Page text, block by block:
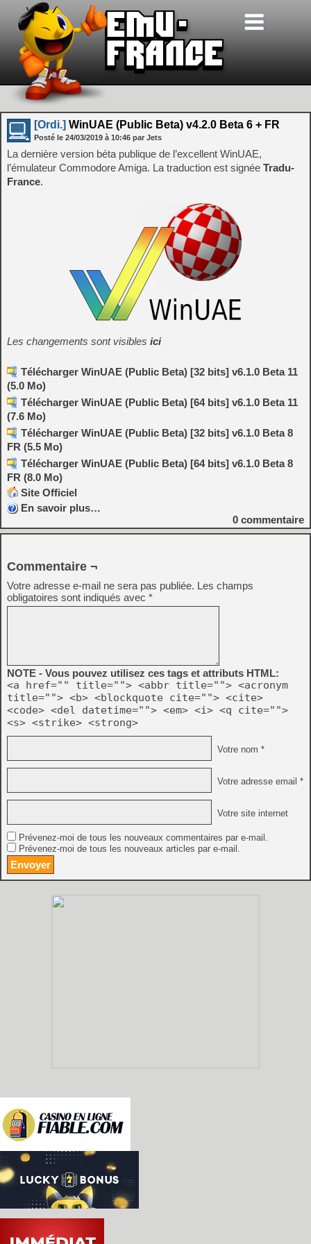
[Ordi.] WinUAE (Public Beta) v4.2.0 Beta 6 + FR
Posté le 24/03/2019 à 10:46 par Jets
La dernière version béta publique de l’excellent WinUAE,
l’émulateur Commodore Amiga. La traduction est signée Tradu-
France.
Les changements sont visibles ici
Télécharger WinUAE (Public Beta) [32 bits] v6.1.0 Beta 11
(5.0 Mo)
Télécharger WinUAE (Public Beta) [64 bits] v6.1.0 Beta 11
(7.6 Mo)
Télécharger WinUAE (Public Beta) [32 bits] v6.1.0 Beta 8
FR (5.5 Mo)
Télécharger WinUAE (Public Beta) [64 bits] v6.1.0 Beta 8
FR (8.0 Mo)
Site Officiel
En savoir plus…
0 commentaire
Commentaire ¬
Votre adresse e-mail ne sera pas publiée. Les champs
obligatoires sont indiqués avec *
NOTE - Vous pouvez utilisez ces tags et attributs HTML:
<a href="" title=""> <abbr title=""> <acronym
title=""> <b> <blockquote cite=""> <cite>
<code> <del datetime=""> <em> <i> <q cite="">
<s> <strike> <strong>
Votre nom *
Votre adresse email *
Votre site internet
Prévenez-moi de tous les nouveaux commentaires par e-mail.
Prévenez-moi de tous les nouveaux articles par e-mail.